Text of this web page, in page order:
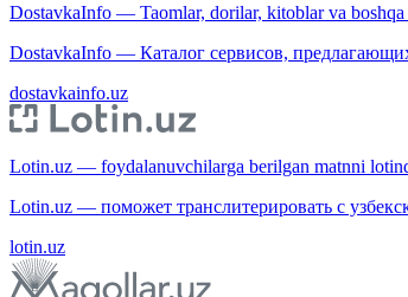
DostavkaInfo — Taomlar, dorilar, kitoblar va
DostavkaInfo — Каталог сервисов,
dostavkainfo.uz
Lotin.uz — foydalanuvchilarga berilgan matnni
Lotin.uz — поможет транслитерировать с
lotin.uz